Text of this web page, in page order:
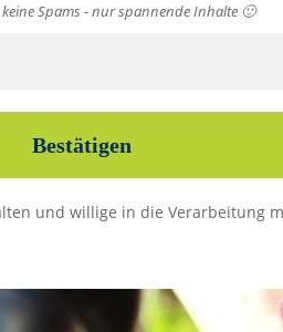
Spams - nur spannende Inhalte 🙂
und willige in die Verarbeitung